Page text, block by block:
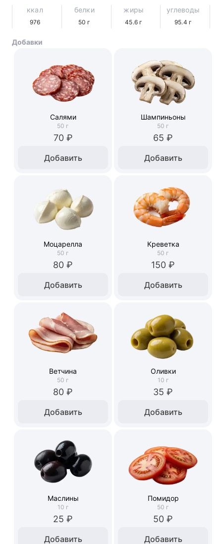
ккал
976
белки
50 г
жиры
45.6 г
углеводы
95.4 г
Добавки
Салями
50 г
70 ₽
Добавить
Шампиньоны
50 г
65 ₽
Добавить
Моцарелла
50 г
80 ₽
Добавить
Креветка
50 г
150 ₽
Добавить
Ветчина
50 г
80 ₽
Добавить
Оливки
10 г
35 ₽
Добавить
Маслины
10 г
25 ₽
Добавить
Помидор
50 г
50 ₽
Добавить